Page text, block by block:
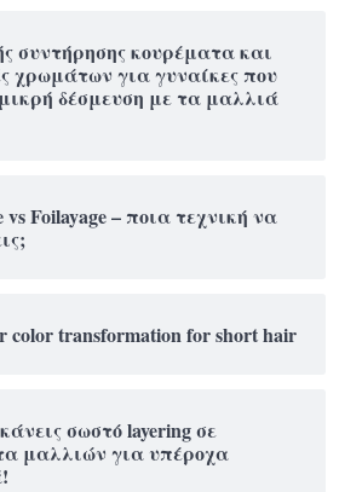
συντήρησης κουρέματα και
χρωμάτων για γυναίκες που
δέσμευση με τα μαλλιά
vs Foilayage – ποια τεχνική να
color transformation for short hair
σωστό layering σε
μαλλιών για υπέροχα